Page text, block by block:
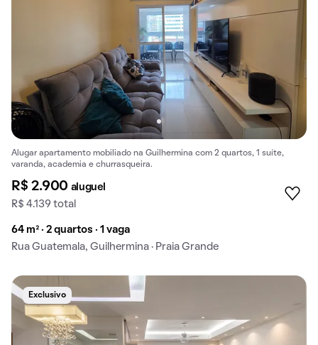
Alugar apartamento mobiliado na Guilhermina com 2 quartos, 1 suíte,
varanda, academia e churrasqueira.
R$ 2.900 aluguel
R$ 4.139 total
64 m² · 2 quartos · 1 vaga
Rua Guatemala, Guilhermina · Praia Grande
Exclusivo